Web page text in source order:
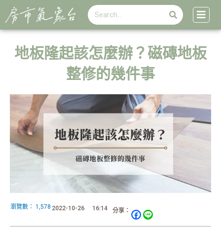
搜
尋
搜
尋
地板隆起該怎麼辦？磁磚地板
整修的幾件事
瀏覽數： 1,578 2022-10-26 16:14 分享：